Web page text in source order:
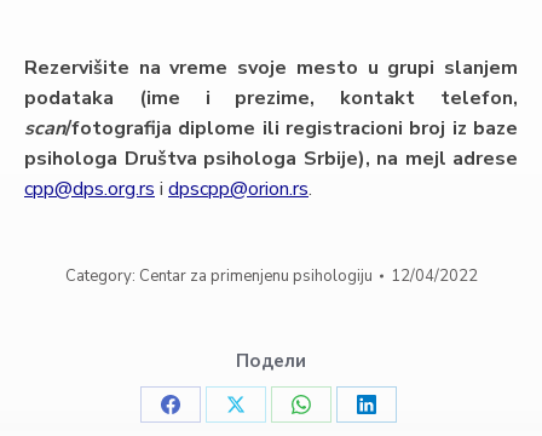
Rezervišite na vreme svoje mesto u grupi slanjem
podataka (ime i prezime, kontakt telefon,
scan/fotografija diplome ili registracioni broj iz baze
psihologa Društva psihologa Srbije), na mejl adrese
cpp@dps.org.rs i dpscpp@orion.rs.
Category: Centar za primenjenu psihologiju 12/04/2022
Подели
Share
Share
Share
Share